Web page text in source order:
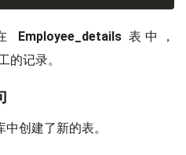
Employee_details 表中，
的记录。
创建了新的表。